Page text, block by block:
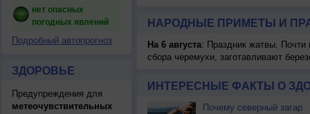
нет опасных
погодных явлений
Подробный автопрогноз
ЗДОРОВЬЕ
Предупреждения для
метеочувствительных
НАРОДНЫЕ ПРИМЕТЫ И
На 6 августа: Праздник жатвы. Почти
сбора черемухи, заготавливают
ИНТЕРЕСНЫЕ ФАКТЫ О
Почему северный загар